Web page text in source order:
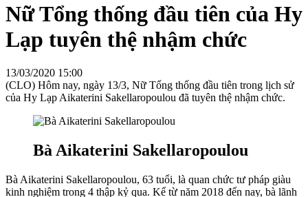
Nữ Tổng thống đầu tiên của Hy
Lạp tuyên thệ nhậm chức
13/03/2020 15:00
(CLO) Hôm nay, ngày 13/3, Nữ Tổng thống đầu tiên trong lịch sử
của Hy Lạp Aikaterini Sakellaropoulou đã tuyên thệ nhậm chức.
Bà Aikaterini Sakellaropoulou
Bà Aikaterini Sakellaropoulou, 63 tuổi, là quan chức tư pháp giàu
kinh nghiệm trong 4 thập kỷ qua. Kể từ năm 2018 đến nay, bà lãnh